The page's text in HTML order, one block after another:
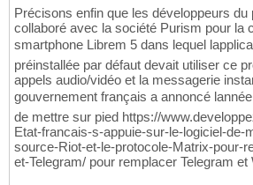
Précisons enfin que les développeurs
collaboré avec la société Purism pour la
smartphone Librem 5 dans lequel
préinstallée par défaut devait utiliser ce
appels audio/vidéo et la messagerie
gouvernement français a annoncé
de mettre sur pied https://
Etat-francais-s-appuie-sur-le-logiciel-de-
source-Riot-et-le-protocole-Matrix-pour-
et-Telegram/ pour remplacer Telegram et